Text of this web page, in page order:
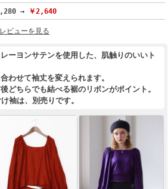
→ ￥2,640
レビューを見る
ーヨンサテンを使用した、肌触りのいいト
わせて袖丈を変えられます。
どちらでも結べる裾のリボンがポイント。
袖は、別売りです。